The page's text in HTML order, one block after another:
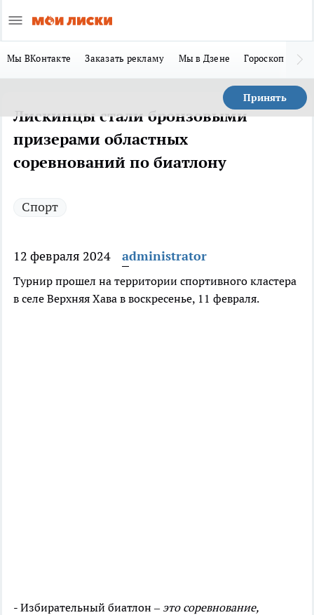
Мы ВКонтакте Заказать рекламу Мы в Дзене Гороскоп
Принять
Лискинцы стали бронзовыми
призерами областных
соревнований по биатлону
Спорт
12 февраля 2024 administrator
Турнир прошел на территории спортивного кластера
в селе Верхняя Хава в воскресенье, 11 февраля.
- Избирательный биатлон – это соревнование,